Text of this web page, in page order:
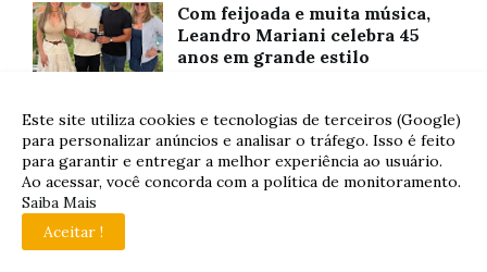
Com feijoada e muita música,
Leandro Mariani celebra 45
anos em grande estilo
Este site utiliza cookies e tecnologias de terceiros (Google)
para personalizar anúncios e analisar o tráfego. Isso é feito
para garantir e entregar a melhor experiência ao usuário.
Ao acessar, você concorda com a política de monitoramento.
Saiba Mais
Aceitar !